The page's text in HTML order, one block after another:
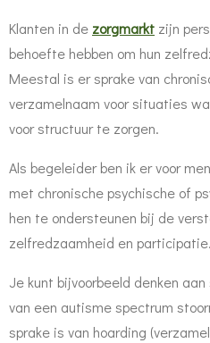
Klanten in de zorgmarkt zijn
behoefte hebben om hun
Meestal is er sprake van
verzamelnaam voor situaties
voor structuur te zorgen.
Als begeleider ben ik er voor
met chronische psychische of
hen te ondersteunen bij de
zelfredzaamheid en participatie.
Je kunt bijvoorbeeld denken
van een autisme spectrum
sprake is van hoarding